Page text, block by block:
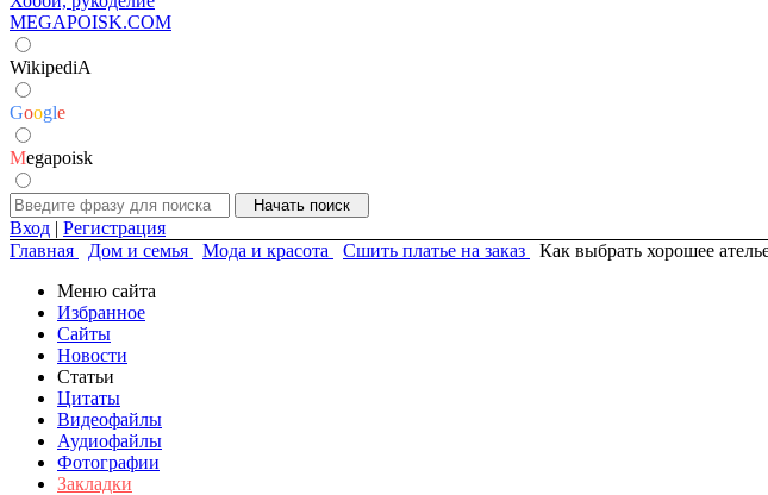
MEGAPOISK.COM
WikipediA
Google
Megapoisk
Вход | Регистрация
Главная
Дом и семья Мода и красота Сшить платье на заказ
Как выбрать хорошее
Меню сайта
Избранное
Сайты
Новости
Статьи
Цитаты
Видеофайлы
Аудиофайлы
Фотографии
Закладки